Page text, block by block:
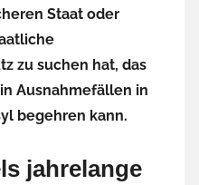
Staat oder
zu suchen hat, das
Ausnahmefällen in
begehren kann.
jahrelange